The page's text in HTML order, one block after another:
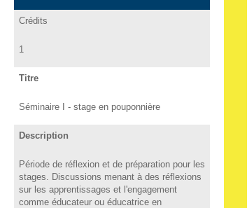
Crédits
1
Titre
Séminaire I - stage en pouponnière
Description
Période de réflexion et de préparation pour les
stages. Discussions menant à des réflexions
sur les apprentissages et l'engagement
comme éducateur ou éducatrice en